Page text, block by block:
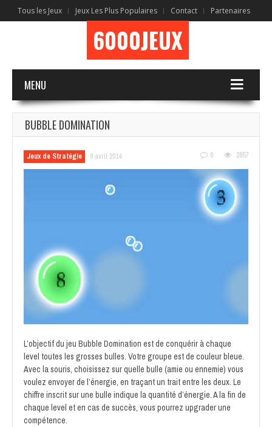
Tous les Jeux Jeux Les Plus Populaires Contact Partenaires
6000JEUX
MENU
BUBBLE DOMINATION
Jeux de Stratégie 6 avril 2014 0 2857
L’objectif du jeu Bubble Domination est de conquérir à chaque
level toutes les grosses bulles. Votre groupe est de couleur bleue.
Avec la souris, choisissez sur quelle bulle (amie ou ennemie) vous
voulez envoyer de l’énergie, en traçant un trait entre les deux. Le
chiffre inscrit sur une bulle indique la quantité d’énergie. A la fin de
chaque level et en cas de succès, vous pourrez upgrader une
compétence.